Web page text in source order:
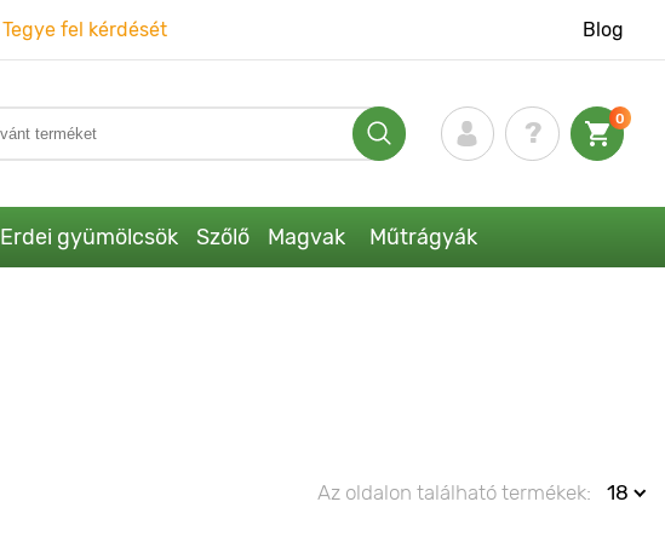
Tegye fel kérdését Blog
0
Erdei gyümölcsök Szőlő Magvak Műtrágyák
Az oldalon található termékek: 18